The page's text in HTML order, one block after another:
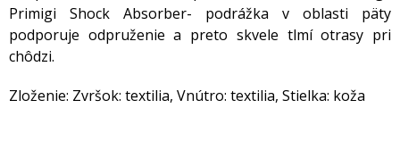
Primigi Shock Absorber- podrážka v oblasti päty
podporuje odpruženie a preto skvele tlmí otrasy pri
chôdzi.
Zloženie: Zvršok: textilia, Vnútro: textilia, Stielka: koža